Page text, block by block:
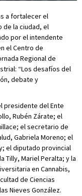
a fortalecer el
la ciudad, el
por el intendente
el Centro de
Regional de
“Los desafíos del
debate y
presidente del Ente
Rubén Zárate; el
el secretario de
Gabriela Moreno; el
el diputado provincial
Tilly, Mariel Peralta; y la
en Cannabis,
de Ciencias
Nieves González.